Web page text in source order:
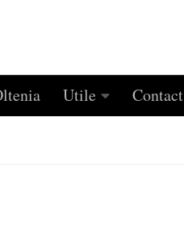
Utile Contact